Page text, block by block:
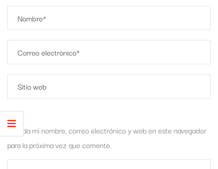
Guarda mi nombre, correo electrónico y web en este navegador
para la próxima vez que comente.